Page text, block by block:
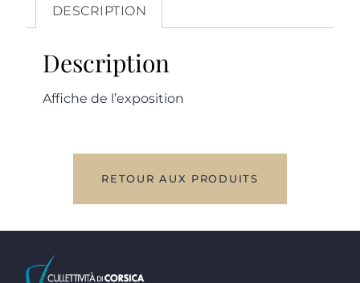
DESCRIPTION
Description
Affiche de l’exposition
RETOUR AUX PRODUITS